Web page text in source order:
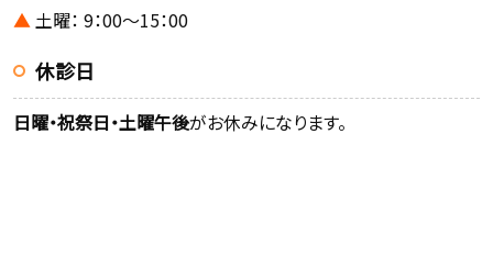
▲土曜： 9：00～15：00
休診日
日曜・祝祭日・土曜午後がお休みになります。